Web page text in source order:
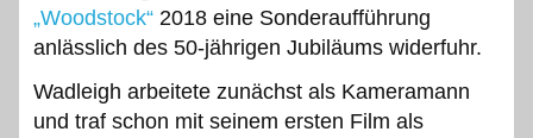
„Woodstock“ 2018 eine Sonderaufführung
anlässlich des 50-jährigen Jubiläums widerfuhr.
Wadleigh arbeitete zunächst als Kameramann
und traf schon mit seinem ersten Film als